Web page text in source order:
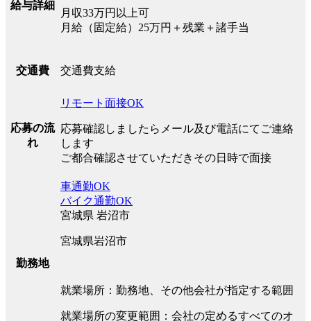
給与詳細
月収33万円以上可
月給（固定給）25万円＋残業＋諸手当
交通費 交通費支給
応募の流
れ
リモート面接OK
応募確認しましたらメール及び電話にてご連絡
します
ご都合確認させていただきその日時で面接
勤務地
車通勤OK
バイク通勤OK
宮城県 岩沼市
宮城県岩沼市
就業場所：勤務地、その他会社が指定する範囲
就業場所の変更範囲：会社の定めるすべてのオ